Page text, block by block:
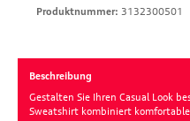
Produktnummer: 3132300501
Beschreibung
Gestalten Sie Ihren Casual Look
Sweatshirt kombiniert